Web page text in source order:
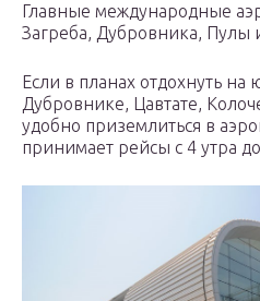
Главные международные
Загреба, Дубровника, Пулы
Если в планах отдохнуть на
Дубровнике, Цавтате,
удобно приземлиться в
принимает рейсы с 4 утра